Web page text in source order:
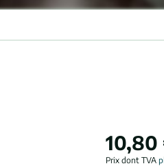
10,80
Prix dont TVA